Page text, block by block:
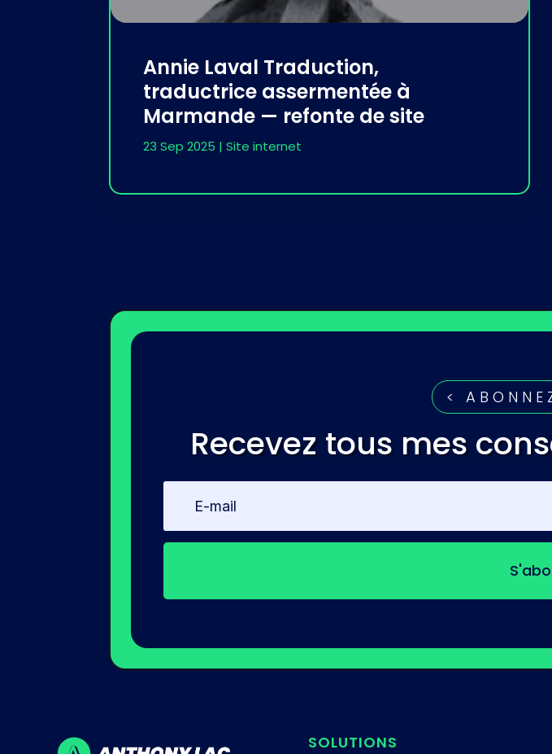
Annie Laval Traduction,
traductrice assermentée à
Marmande — refonte de site
23 Sep 2025 |Site internet
<
Recevez tous mes
SOLUTIONS